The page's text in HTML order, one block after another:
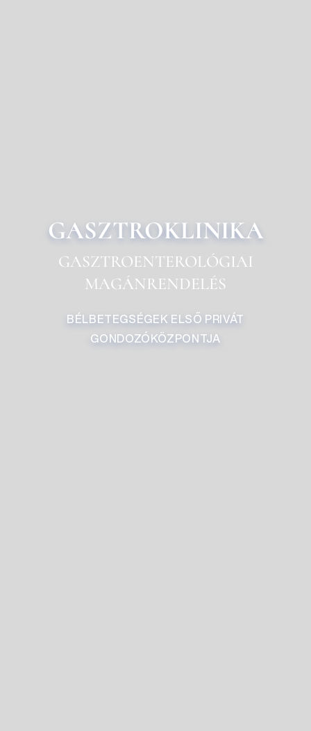
GASZTROKLINIKA
GASZTROENTEROLÓGIAI
MAGÁNRENDELÉS
BÉLBETEGSÉGEK ELSŐ PRIVÁT
GONDOZÓKÖZPONTJA